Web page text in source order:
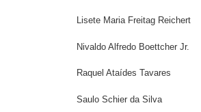
Lisete Maria Freitag Reichert
Nivaldo Alfredo Boettcher Jr.
Raquel Ataídes Tavares
Saulo Schier da Silva